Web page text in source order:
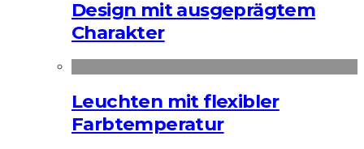
Design mit ausgeprägtem
Charakter
Leuchten mit flexibler
Farbtemperatur